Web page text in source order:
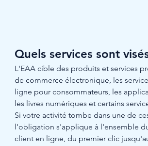
Quels services sont
L'EAA cible des produits et services
de commerce électronique, les
ligne pour consommateurs, les
les livres numériques et certains
Si votre activité tombe dans une de
l'obligation s'applique à l'ensemble
client en ligne, du premier clic